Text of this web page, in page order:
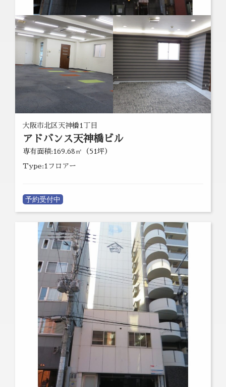
大阪市北区天神橋1丁目
アドバンス天神橋ビル
専有面積:169.68㎡（51坪）
Type:1フロアー
予約受付中